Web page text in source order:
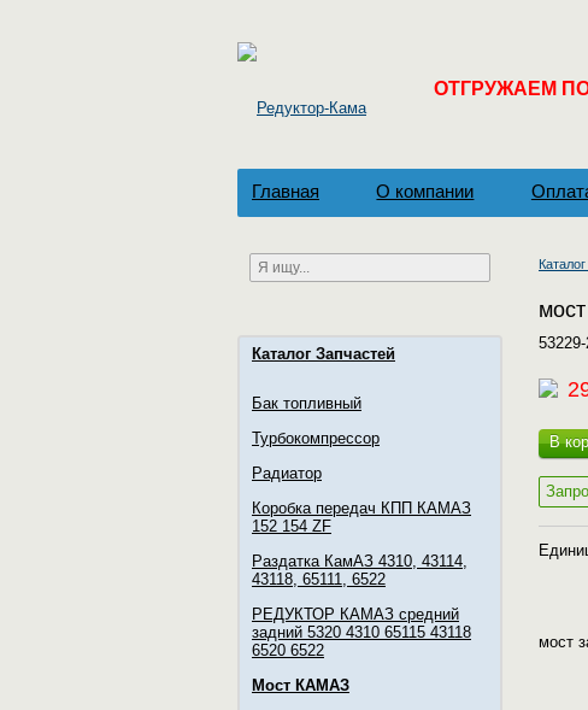
ОТГРУЖАЕМ
Главная О компании
Каталог Запчастей
Бак топливный
Турбокомпрессор
Радиатор
Коробка передач КПП КАМАЗ
152 154 ZF
Раздатка КамАЗ 4310, 43114,
43118, 65111, 6522
РЕДУКТОР КАМАЗ средний
задний 5320 4310 65115 43118
6520 6522
Мост КАМАЗ
В
мост